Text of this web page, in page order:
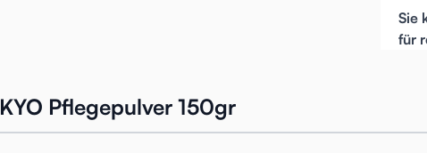
Sie
für
KYO Pflegepulver 150gr